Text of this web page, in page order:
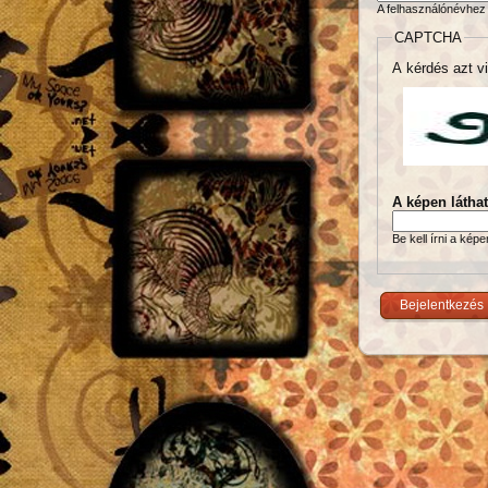
A
CAPTCHA
A kérdés azt
A képen
Be kell írni a